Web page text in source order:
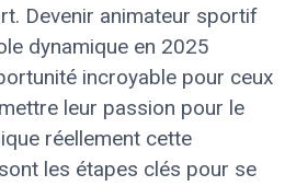
Devenir animateur sportif
dynamique en 2025
incroyable pour ceux
leur passion pour le
réellement cette
les étapes clés pour se